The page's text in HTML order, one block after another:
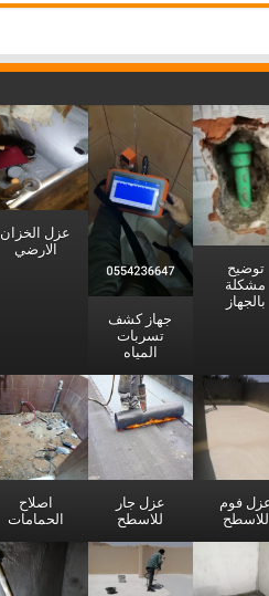
توضيح
مشكلة
بالجهاز
جهاز كشف
تسربات
المياه
عزل الخزان
الارضي
فوم
للاسطح
عزل جار
للاسطح
اصلاح
الحمامات